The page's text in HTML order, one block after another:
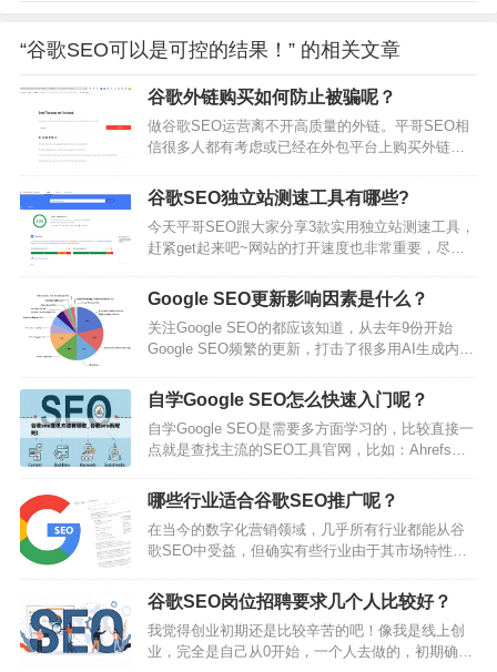
“谷歌SEO可以是可控的结果！” 的相关文章
谷歌外链购买如何防止被骗呢？
做谷歌SEO运营离不开高质量的外链。平哥SEO相
信很多人都有考虑或已经在外包平台上购买外链。
和渠道。但不知道你们有没有发现，虽然给某个页
面做了很多外链，可工具却不一定能查到。这里面
原因很多，可能是工具抓取不到，外链没收录，或
是外链付款后还没被收录就删了。前两者还好，可
以归咎于工具或时间，而最后一个算是实打实地被
骗了，尤其是guest post外链被删。…
谷歌SEO独立站测速工具有哪些?
今天平哥SEO跟大家分享3款实用独立站测速工具，
赶紧get起来吧~网站的打开速度也非常重要，尽量
户。没有人喜欢一个需要花很长时间去加载的页
面，如果你问搜索引擎它们的想法，它也会同意这
个观点。快速加载的网站是技术型SEO的核心组成
部分。如果你的网站页面加载时间很长，你很可能
会看到你的页面跳出率飙升，这会不利于你的排
名。用户期待一个流畅的浏览体验，网页加载…
Google SEO更新影响因素是什么？
关注Google SEO的都应该知道，从去年9份开始
Google SEO频繁的更新，打击了很多用AI生成内容
篇文章来看下Google SEO在这次更新之后到底修改
了哪些内容，对我们关注工具站的程序员朋友来说
意味着什么。SEO技术对于产品的推广来说非常重
要，特别对于简历企业品牌，对于程序员朋友来说
这项技能也需要去掌握，至少有SEO思维。从广义
上来说，SEO…
自学Google SEO怎么快速入门呢？
自学Google SEO是需要多方面学习的，比较直接一
点就是查找主流的SEO工具官网，比如：Ahrefs，
学习；另外就是一些国外的SEO大神博客，比如：
Backlinko.com，searchenginejournal.com；最后就
是可以买一些SEO底层逻辑的书看一下。SEO领域
内，包含多个板块：关键词研究，SEO诊断，技术
SEO，On P…
哪些行业适合谷歌SEO推广呢？
在当今的数字化营销领域，几乎所有行业都能从谷
歌SEO中受益，但确实有些行业由于其市场特性和
回报。通常来说B2B行业大都是比较适合谷歌
SEO。因为B2B行业通常单价比较高，或者一单数
量很多，总体来说成交一单的价值很高。一年可能
只要成交一两单就可以收回谷歌SEO的投资回报。
谷歌SEO岗位招聘要求几个人比较好？
我觉得创业初期还是比较辛苦的吧！像我是线上创
业，完全是自己从0开始，一个人去做的，初期确实